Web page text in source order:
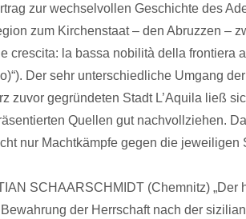
zur wechselvollen Geschichte des
zum Kirchenstaat – den Abruzzen –
crescita: la bassa nobilità della frontiera
Der sehr unterschiedliche Umgang
zuvor gegründeten Stadt L’Aquila ließ
Quellen gut nachvollziehen.
nur Machtkämpfe gegen die jeweiligen
SCHAARSCHMIDT (Chemnitz) „Der
der Herrschaft nach der